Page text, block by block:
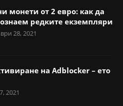
монети от 2 евро: как да
редките екземпляри
28, 2021
на Adblocker – ето
2021